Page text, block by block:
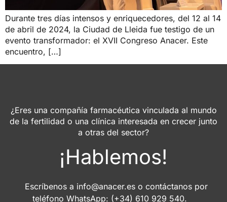
Durante tres días intensos y enriquecedores, del 12 al 14
de abril de 2024, la Ciudad de Lleida fue testigo de un
evento transformador: el XVII Congreso Anacer. Este
encuentro, […]
¿Eres una compañía farmacéutica vinculada al mundo
de la fertilidad o una clínica interesada en crecer junto
a otras del sector?
¡Hablemos!
Escríbenos a info@anacer.eso contáctanos por
teléfono WhatsApp: (+34) 610 929 540.